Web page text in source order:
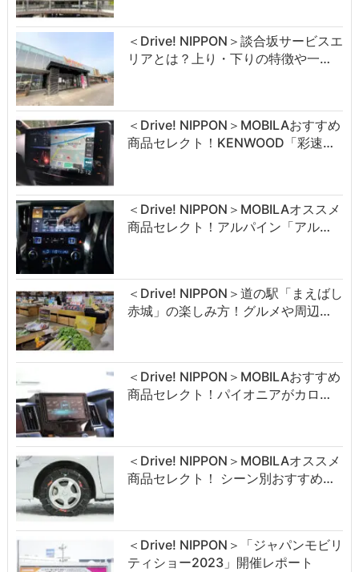
＜Drive! NIPPON＞談合坂サービスエ
リアとは？上り・下りの特徴や一…
＜Drive! NIPPON＞MOBILAおすすめ
商品セレクト！KENWOOD「彩速…
＜Drive! NIPPON＞MOBILAオススメ
商品セレクト！アルパイン「アル…
＜Drive! NIPPON＞道の駅「まえばし
赤城」の楽しみ方！グルメや周辺…
＜Drive! NIPPON＞MOBILAおすすめ
商品セレクト！パイオニアがカロ…
＜Drive! NIPPON＞MOBILAオススメ
商品セレクト！ シーン別おすすめ…
＜Drive! NIPPON＞「ジャパンモビリ
ティショー2023」開催レポート